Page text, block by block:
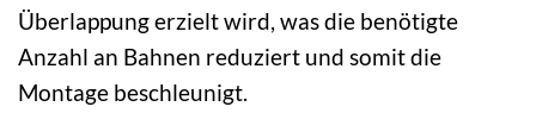
Überlappung erzielt wird, was die benötigte
Anzahl an Bahnen reduziert und somit die
Montage beschleunigt.